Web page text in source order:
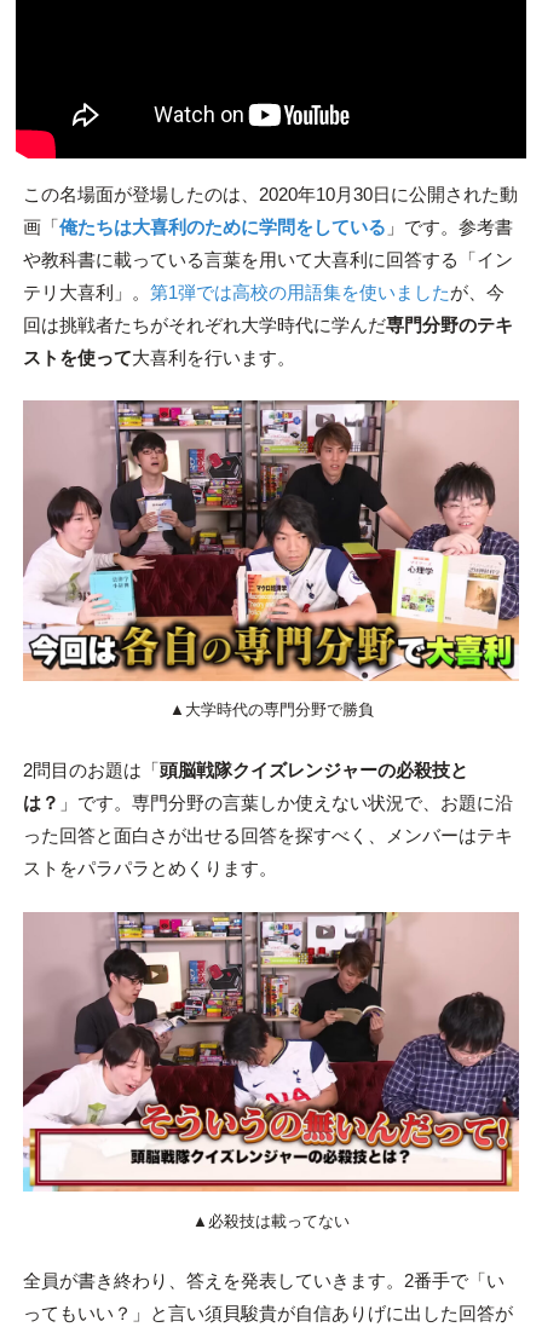
この名場面が登場したのは、2020年10月30日に公開された動
画「俺たちは大喜利のために学問をしている 」です。参考書
や教科書に載っている言葉を用いて大喜利に回答する「イン
テリ大喜利」。 第1弾では高校の用語集を使いましたが、今
回は挑戦者たちがそれぞれ大学時代に学んだ専門分野のテキ
ストを使って大喜利を行います。
▲大学時代の専門分野で勝負
2問目のお題は「頭脳戦隊クイズレンジャーの必殺技と
は？ 」です。専門分野の言葉しか使えない状況で、お題に沿
った回答と面白さが出せる回答を探すべく、メンバーはテキ
ストをパラパラとめくります。
▲必殺技は載ってない
全員が書き終わり、答えを発表していきます。2番手で「い
ってもいい？」と言い須貝駿貴が自信ありげに出した回答が